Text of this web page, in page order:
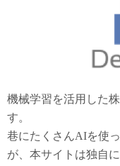
機械学習を活用した
す。
巷にたくさんAIを使
が、本サイトは独自